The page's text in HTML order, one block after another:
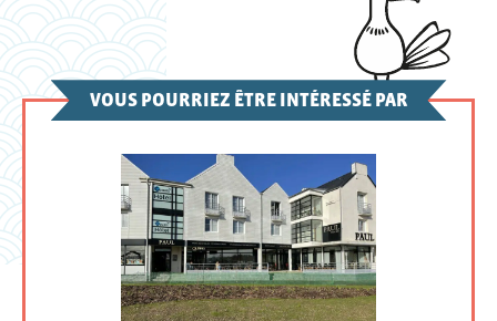
VOUS POURRIEZ ÊTRE INTÉRESSÉ PAR